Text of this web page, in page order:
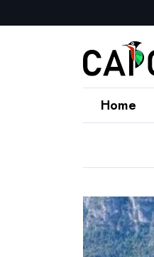
Home